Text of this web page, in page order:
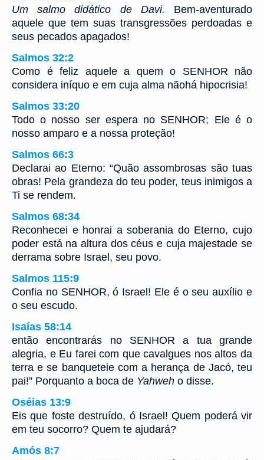
Um salmo didático de Davi. Bem-aventurado
aquele que tem suas transgressões perdoadas e
seus pecados apagados!
Salmos 32:2
Como é feliz aquele a quem o SENHOR não
considera iníquo e em cuja alma nãohá hipocrisia!
Salmos 33:20
Todo o nosso ser espera no SENHOR; Ele é o
nosso amparo e a nossa proteção!
Salmos 66:3
Declarai ao Eterno: “Quão assombrosas são tuas
obras! Pela grandeza do teu poder, teus inimigos a
Ti se rendem.
Salmos 68:34
Reconhecei e honrai a soberania do Eterno, cujo
poder está na altura dos céus e cuja majestade se
derrama sobre Israel, seu povo.
Salmos 115:9
Confia no SENHOR, ó Israel! Ele é o seu auxílio e
o seu escudo.
Isaías 58:14
então encontrarás no SENHOR a tua grande
alegria, e Eu farei com que cavalgues nos altos da
terra e se banqueteie com a herança de Jacó, teu
pai!” Porquanto a boca de Yahweh o disse.
Oséias 13:9
Eis que foste destruído, ó Israel! Quem poderá vir
em teu socorro? Quem te ajudará?
Amós 8:7